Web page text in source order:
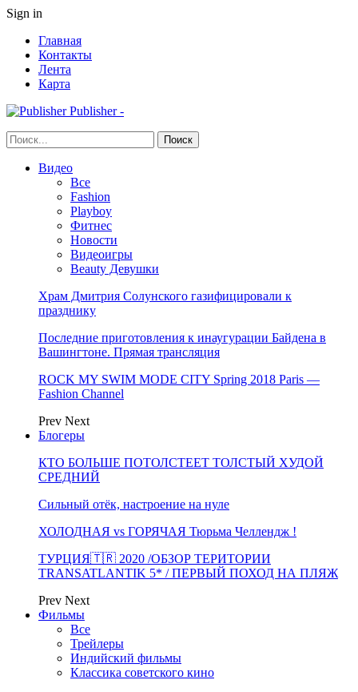
Sign in
Главная
Контакты
Лента
Карта
Publisher -
Видео
Все
Fashion
Playboy
Фитнес
Новости
Видеоигры
Beauty Девушки
Храм Дмитрия Солунского газифицировали к
празднику
Последние приготовления к инаугурации Байдена в
Вашингтоне. Прямая трансляция
ROCK MY SWIM MODE CITY Spring 2018 Paris —
Fashion Channel
Prev Next
Блогеры
КТО БОЛЬШЕ ПОТОЛСТЕЕТ ТОЛСТЫЙ ХУДОЙ
СРЕДНИЙ
Сильный отёк, настроение на нуле
ХОЛОДНАЯ vs ГОРЯЧАЯ Тюрьма Челлендж !
ТУРЦИЯ🇹🇷 2020 /ОБЗОР ТЕРИТОРИИ
TRANSATLANTIK 5* / ПЕРВЫЙ ПОХОД НА ПЛЯЖ
Prev Next
Фильмы
Все
Трейлеры
Индийский фильмы
Классика советского кино